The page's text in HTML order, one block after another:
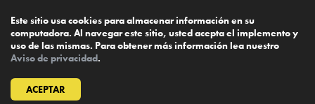
Este sitio usa cookies para almacenar información en su
computadora. Al navegar este sitio, usted acepta el implemento y
uso de las mismas. Para obtener más información lea nuestro
Aviso de privacidad.
ACEPTAR